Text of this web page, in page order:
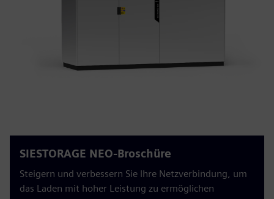
SIESTORAGE NEO-Broschüre
Steigern und verbessern Sie Ihre Netzverbindung, um
das Laden mit hoher Leistung zu ermöglichen